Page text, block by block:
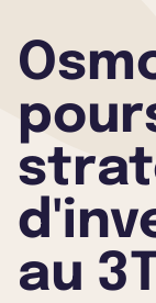
au